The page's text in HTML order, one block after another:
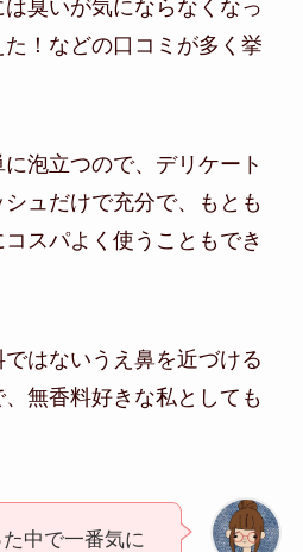
臭いが気にならなくなっ
！などの口コミが多く挙
泡立つので、デリケート
ュだけで充分で、もとも
スパよく使うこともでき
はないうえ鼻を近づける
無香料好きな私としても
中で一番気に